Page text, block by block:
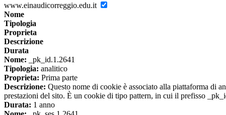
www.einaudicorreggio.edu.it
Nome
Tipologia
Proprieta
Descrizione
Durata
Nome: _pk_id.1.2641
Tipologia: analitico
Proprieta: Prima parte
Descrizione: Questo nome di cookie è associato alla piattaforma di
prestazioni del sito. È un cookie di tipo pattern, in cui il prefisso
Durata: 1 anno